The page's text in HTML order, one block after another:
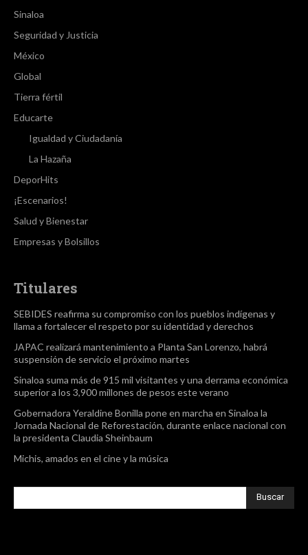
Sinaloa
Seguridad y Justicia
México
Global
Tierra fértil
Educarte
Igualdad y Ciudadanía
La Hazaña
DeporHits
¡Escenarios!
Salud y Bienestar
Empresas y Bolsillos
Titulares
SEBIDES reafirma su compromiso con los pueblos indígenas y
llama a fortalecer el respeto por su identidad y derechos
JAPAC realizará mantenimiento a Planta San Lorenzo, habrá
suspensión de servicio el próximo martes
Sinaloa suma más de 915 mil visitantes y una derrama económica
superior a los 3,900 millones de pesos este verano
Gobernadora Yeraldine Bonilla pone en marcha en Sinaloa la
Jornada Nacional de Reforestación, durante enlace nacional con
la presidenta Claudia Sheinbaum
Michis, amados en el cine y la música
Buscar